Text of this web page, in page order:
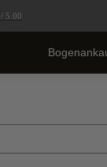
/ 5.00